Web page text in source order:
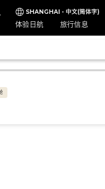
SHANGHAI - 中文(简体字)
体验日航 旅行信息